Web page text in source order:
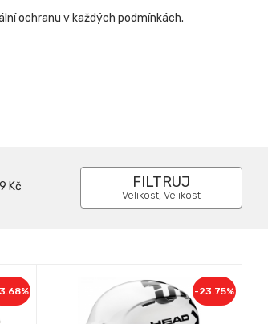
ochranu v každých podmínkách.
Kč FILTRUJ
Velikost, Velikost
-23.75%